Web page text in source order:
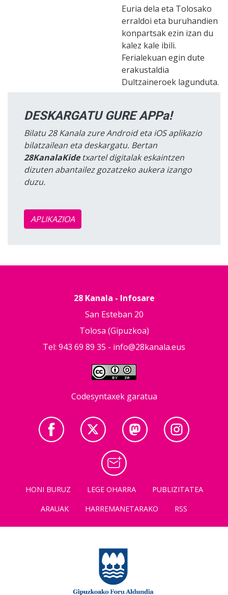
Euria dela eta Tolosako
erraldoi eta buruhandien
konpartsak ezin izan du
kalez kale ibili.
Ferialekuan egin dute
erakustaldia
Dultzaineroek lagunduta.
DESKARGATU GURE APPa!
Bilatu 28 Kanala zure Android eta iOS aplikazio
bilatzailean eta deskargatu. Bertan
28KanalaKidetxartel digitalak eskaintzen
dizuten abantailez gozatzeko aukera izango
duzu.
APLIKAZIOA
28 Kanala - Infosare
San Esteban 20
Tolosa (Gipuzkoa)
Tel: 943 69 89 35 - info@28kanala.eus
Codesyntaxek garatua
HONI BURUZ LEGE OHARRA
PUBLIZITATEA
ARAUAK
HARREMANETARAKO RSS